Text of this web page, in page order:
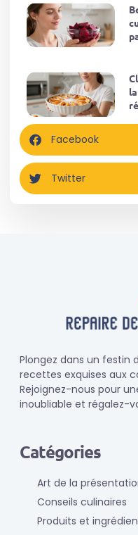
Facebook
Twitter
Plongez dans un festin
recettes exquises aux
Rejoignez-nous pour
inoubliable et régalez-
Catégories
Art de la
Conseils culinaires
Produits et